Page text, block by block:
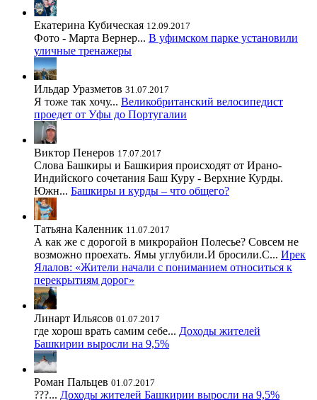
Екатерина Кубическая 12.09.2017
Фото - Марта Вернер... В уфимском парке установили
уличные тренажеры
Ильдар Уразметов 31.07.2017
Я тоже так хочу... Великобританский велосипедист
проедет от Уфы до Португалии
Виктор Пенеров 17.07.2017
Слова Башкиры и Башкирия происходят от Ирано-
Индийского сочетания Баш Куру - Верхние Курды.
Южн... Башкиры и курды – что общего?
Татьяна Каленник 11.07.2017
А как же с дорогой в микрорайон Полесье? Совсем не
возможно проехать. Ямы углубили.И бросили.С... Ирек
Ялалов: «Жители начали с пониманием относиться к
перекрытиям дорог»
Линарт Ильясов 01.07.2017
где хорош врать самим себе... Доходы жителей
Башкирии выросли на 9,5%
Роман Пальцев 01.07.2017
???... Доходы жителей Башкирии выросли на 9,5%